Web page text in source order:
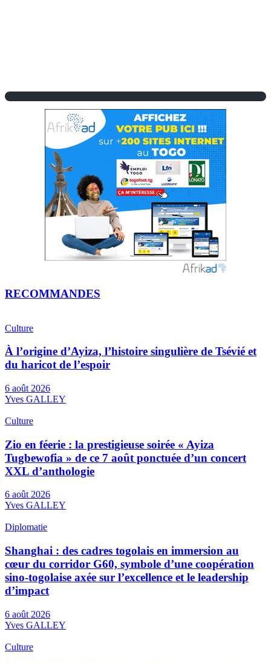
RECOMMANDES
Culture
À l’origine d’Ayiza, l’histoire singulière de Tsévié et
du haricot de l’espoir
6 août 2026
Yves GALLEY
Culture
Zio en féerie : la prestigieuse soirée « Ayiza
Tugbewofia » de ce 7 août ponctuée d’un concert
XXL d’anthologie
6 août 2026
Yves GALLEY
Diplomatie
Shanghai : des cadres togolais en immersion au
cœur du corridor G60, symbole d’une coopération
sino-togolaise axée sur l’excellence et le leadership
d’impact
6 août 2026
Yves GALLEY
Culture